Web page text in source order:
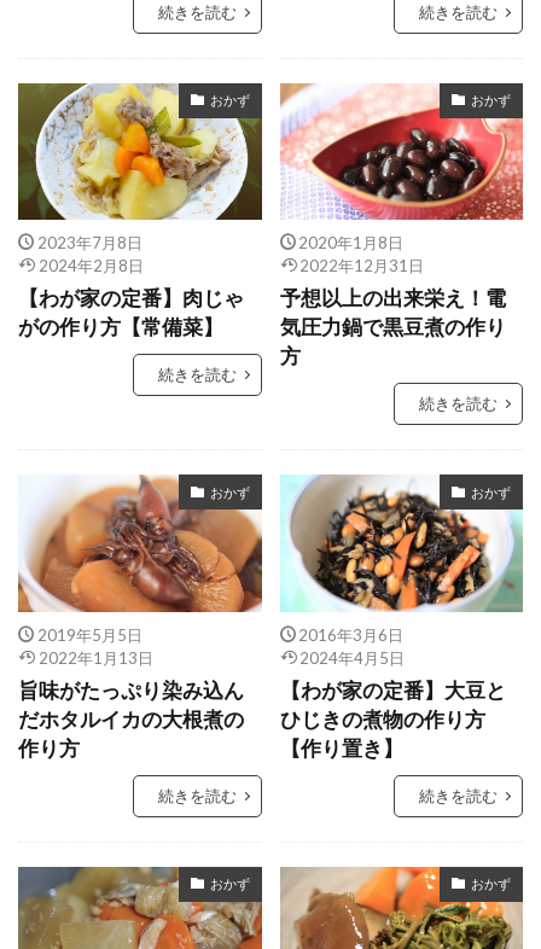
続きを読む 続きを読む
おかず
2023年7月8日
2024年2月8日
【わが家の定番】肉じゃ
がの作り方【常備菜】
続きを読む
おかず
2020年1月8日
2022年12月31日
予想以上の出来栄え！電
気圧力鍋で黒豆煮の作り
方
続きを読む
おかず
2019年5月5日
2022年1月13日
旨味がたっぷり染み込ん
だホタルイカの大根煮の
作り方
続きを読む
おかず
2016年3月6日
2024年4月5日
【わが家の定番】大豆と
ひじきの煮物の作り方
【作り置き】
続きを読む
おかず おかず